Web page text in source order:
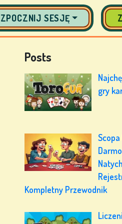
SESJĘ
Posts
gry
Kompletny Przewodnik